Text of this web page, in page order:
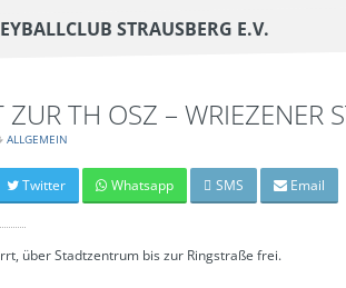
wp-content/themes/siehste/images/
Strausberg e.V.
ZUR TH OSZ – WRIEZENER
ALLGEMEIN
Twitter Whatsapp SMS Email
über Stadtzentrum bis zur Ringstraße frei.